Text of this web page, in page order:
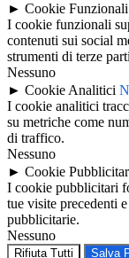
► Cookie Funzionali
I cookie funzionali
contenuti sui social
strumenti di terze
Nessuno
► Cookie Analitici
I cookie analitici
su metriche come
di traffico.
Nessuno
► Cookie
I cookie pubblicitari
tue visite precedenti
pubblicitarie.
Nessuno
Rifiuta Tutti Salva